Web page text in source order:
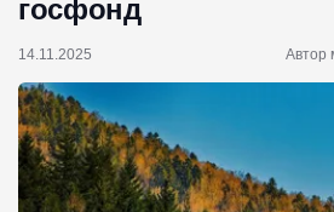
госфонд
14.11.2025 Автор